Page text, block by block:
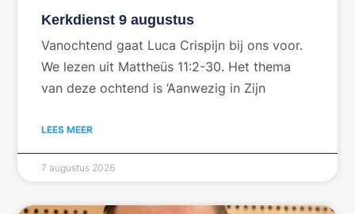
Kerkdienst 9 augustus
Vanochtend gaat Luca Crispijn bij ons voor.
We lezen uit Mattheüs 11:2-30. Het thema
van deze ochtend is ‘Aanwezig in Zijn
LEES MEER
7 augustus 2026